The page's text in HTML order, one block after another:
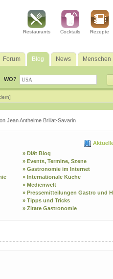
Restaurants Cocktails Rezepte
Forum Blog News Menschen
WO?
Jean Anthelme Brillat-Savarin
» Diät Blog
» Events, Termine, Szene
» Gastronomie im Internet
» Internationale Küche
» Medienwelt
» Pressemitteilungen Gastro und
» Tipps und Tricks
» Zitate Gastronomie